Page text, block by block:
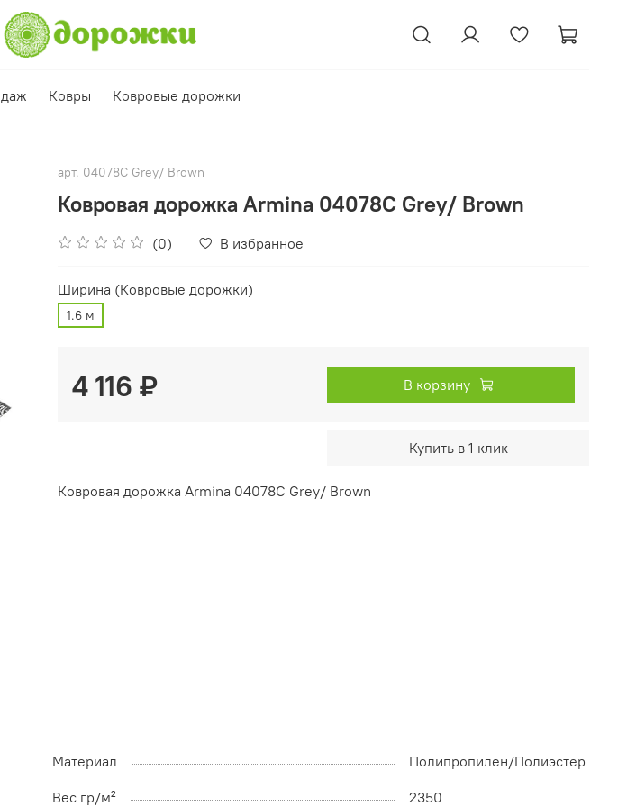
Ковры Ковровые дорожки
арт. 04078C Grey/ Brown
Ковровая дорожка Armina 04078C Grey/ Brown
(0) В избранное
Ширина (Ковровые дорожки)
1.6 м
4 116 ₽ В корзину
Купить в 1 клик
Ковровая дорожка Armina 04078C Grey/ Brown
Материал
Полипропилен/Полиэстер
Вес гр/м² 2350